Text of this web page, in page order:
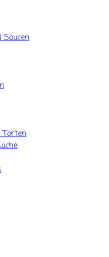
Saucen
Torten